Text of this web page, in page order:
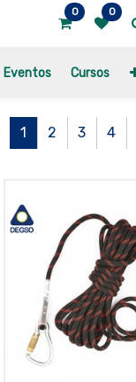
0 0
Eventos Cursos
1 2 3 4